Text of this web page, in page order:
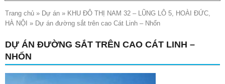
Trang chủ » Dự án » KHU ĐÔ THỊ NAM 32 – LŨNG LÔ 5, HOÀI ĐỨC,
HÀ NỘI » Dự án đường sắt trên cao Cát Linh – Nhổn
DỰ ÁN ĐƯỜNG SẮT TRÊN CAO CÁT LINH –
NHỔN